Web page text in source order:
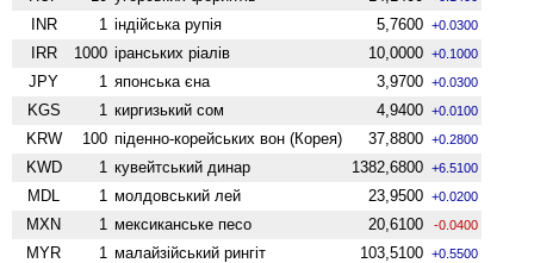
INR 1 індійська рупія 5,7600 +0.0300
IRR 1000 іранських ріалів 10,0000 +0.1000
JPY 1 японська єна 3,9700 +0.0300
KGS 1 киргизький сом 4,9400 +0.0100
KRW 100 піденно-корейських вон (Корея) 37,8800 +0.2800
KWD 1 кувейтський динар 1382,6800 +6.5100
MDL 1 молдовський лей 23,9500 +0.0200
MXN 1 мексиканське песо 20,6100 -0.0400
MYR 1 малайзійський рингіт 103,5100 +0.5500